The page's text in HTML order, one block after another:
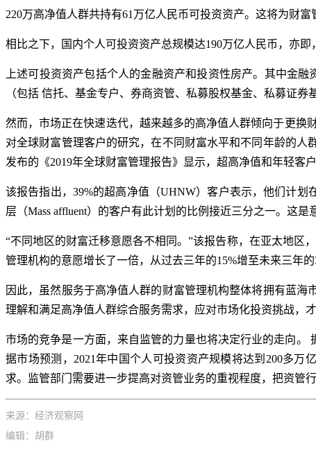
220万高净值人群共持有61万亿人民币可投资资产。这将为财富
相比之下，国内个人可投资资产总规模达190万亿人民币，亦
上述可投资资产包括个人的金融资产和投资性房产。其中金
（包括 信托、基金专户、券商资管、私募股权基金、私募证
然而，市场正在快速迭代，越来越多的高净值人群倾向于更换
对全球财富管理客户的研究，在不同财富水平和不同年龄的
发布的《2019年全球财富管理报告》显示，超高净值和年轻客
该报告指出，39%的超高净值（UHNW）客户表示，他们计
层（Mass affluent）的客户有此计划的比例接近三分之一。这
“不同地区的财富迁移意愿各不相同。”该报告称，在亚太地区
管理机构的意愿增长了一倍，从过去三年的15%增至未来三年的
因此，虽然服务于高净值人群的财富管理机构整体将拥有蓝
理解和满足高净值人群综合服务需求，应对市场化投资挑战，
市场的竞争是一方面，来自监管的力量也将决定行业的走向。
据市场预测，2021年中国个人可投资资产规模将达到200多
求。监管部门需要进一步提高对资管业务的重视程度，把资管
来源：经济观察网
编辑：胡群